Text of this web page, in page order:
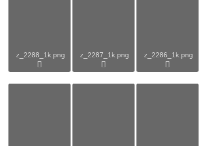
z_2288_1k.png z_2287_1k.png z_2286_1k.png